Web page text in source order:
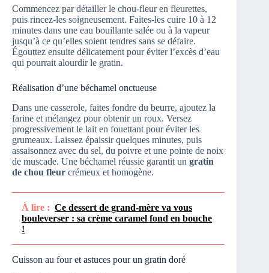
Commencez par détailler le chou-fleur en fleurettes,
puis rincez-les soigneusement. Faites-les cuire 10 à 12
minutes dans une eau bouillante salée ou à la vapeur
jusqu’à ce qu’elles soient tendres sans se défaire.
Égouttez ensuite délicatement pour éviter l’excès d’eau
qui pourrait alourdir le gratin.
Réalisation d’une béchamel onctueuse
Dans une casserole, faites fondre du beurre, ajoutez la
farine et mélangez pour obtenir un roux. Versez
progressivement le lait en fouettant pour éviter les
grumeaux. Laissez épaissir quelques minutes, puis
assaisonnez avec du sel, du poivre et une pointe de noix
de muscade. Une béchamel réussie garantit un gratin
de chou fleur crémeux et homogène.
À lire : Ce dessert de grand-mère va vous
bouleverser : sa crème caramel fond en bouche
!
Cuisson au four et astuces pour un gratin doré